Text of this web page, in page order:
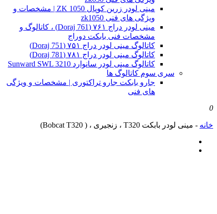
مینی لودر زرین کوپال ZK 1050 | مشخصات و
ویژگی های فنی zk1050
مینی لودر دراج ۷۶۱ (Doraj 761) ، کاتالوگ و
مشخصات فنی بابکت دوراج
کاتالوگ مینی لودر دراج ۷۵۱ (Doraj 751)
کاتالوگ مینی لودر دراج ۷۸۱ (Doraj 781)
کاتالوگ مینی لودر سانوارد Sunward SWL 3210
سری سوم کاتالوگ ها
جارو بابکت جارو تراکتوری | مشخصات و ویژگی
های فنی
0
خانه - مینی لودر بابکت T320 ، زنجیری ، ( Bobcat T320)